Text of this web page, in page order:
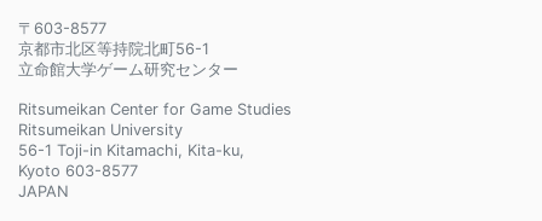
〒603-8577
京都市北区等持院北町56-1
立命館大学ゲーム研究センター
Ritsumeikan Center for Game Studies
Ritsumeikan University
56-1 Toji-in Kitamachi, Kita-ku,
Kyoto 603-8577
JAPAN